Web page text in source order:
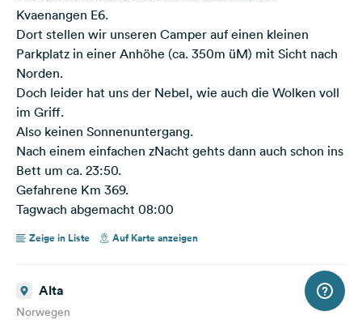
Kvaenangen E6.
Dort stellen wir unseren Camper auf einen kleinen
Parkplatz in einer Anhöhe (ca. 350m üM) mit Sicht nach
Norden.
Doch leider hat uns der Nebel, wie auch die Wolken voll
im Griff.
Also keinen Sonnenuntergang.
Nach einem einfachen zNacht gehts dann auch schon ins
Bett um ca. 23:50.
Gefahrene Km 369.
Tagwach abgemacht 08:00
Zeige in Liste Auf Karte anzeigen
Alta
Norwegen